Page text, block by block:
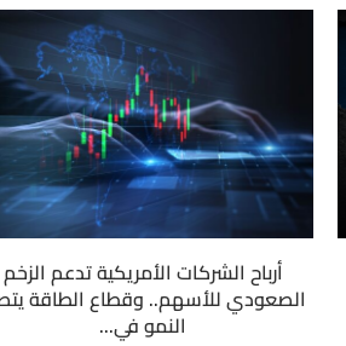
أرباح الشركات الأمريكية تدعم الزخم
الصعودي للأسهم.. وقطاع الطاقة
النمو في...